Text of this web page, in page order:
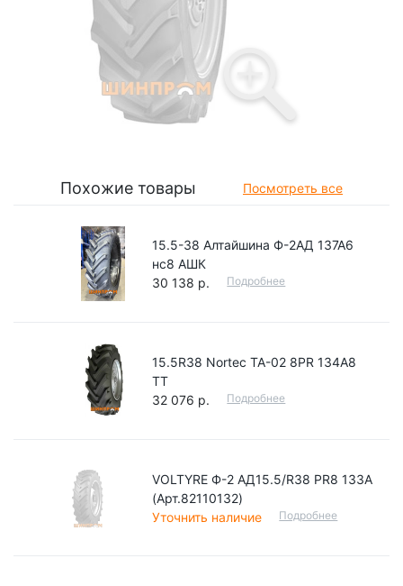
Похожие товары Посмотреть все
15.5-38 Алтайшина Ф-2АД 137А6
нс8 АШК
30 138 р.
Подробнее
15.5R38 Nortec TA-02 8PR 134A8
TT
32 076 р.
Подробнее
VOLTYRE Ф-2 АД15.5/R38 PR8 133A
(Арт.82110132)
Уточнить наличие
Подробнее